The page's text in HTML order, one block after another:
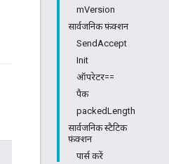
mVersion
सार्वजनिक फ़ंक्शन
SendAccept
Init
ऑपरेटर==
पैक
packedLength
सार्वजनिक स्टैटिक
फ़ंक्शन
पार्स करें